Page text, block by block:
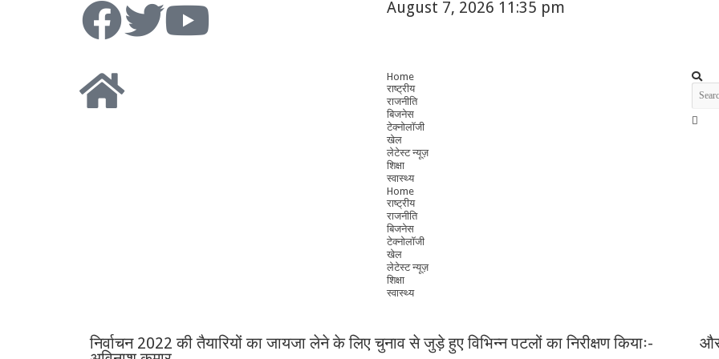
August 7, 2026 11:35 pm
Home
राष्ट्रीय
राजनीति
बिजनेस
टेक्नोलॉजी
खेल
लेटेस्ट न्यूज़
शिक्षा
स्वास्थ्य
Home
राष्ट्रीय
राजनीति
बिजनेस
टेक्नोलॉजी
खेल
लेटेस्ट न्यूज़
शिक्षा
स्वास्थ्य
निर्वाचन 2022 की तैयारियों का जायजा लेने के लिए चुनाव से जुड़े हुए विभिन्न पटलों का निरीक्षण कियाः-